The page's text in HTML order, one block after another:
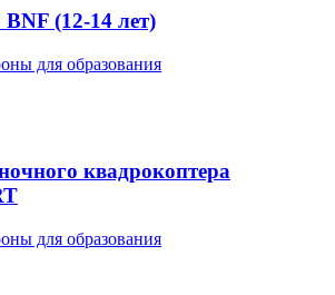
(12-14 лет)
для образования
квадрокоптера
для образования